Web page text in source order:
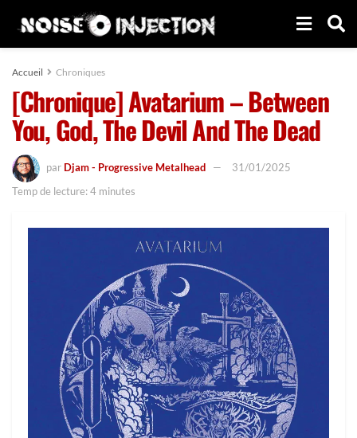
Accueil Chroniques
[Chronique] Avatarium – Between
You, God, The Devil And The Dead
par Djam - Progressive Metalhead
31/01/2025
Temp de lecture: 4 minutes